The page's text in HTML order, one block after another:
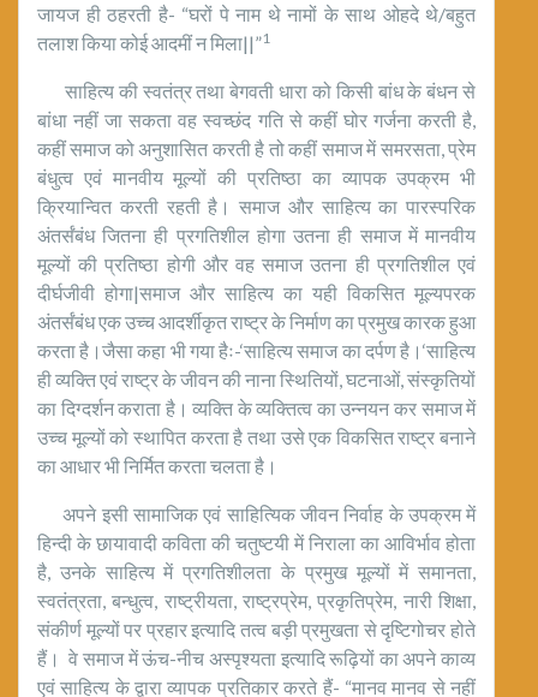
जायज ही ठहरती है- “घरों पे नाम थे नामों के साथ ओहदे थे/बहुत
तलाश किया कोई आदमीं न मिला||”1
साहित्य की स्वतंत्र तथा बेगवती धारा को किसी बांध के बंधन से
बांधा नहीं जा सकता वह स्वच्छंद गति से कहीं घोर गर्जना करती है,
कहीं समाज को अनुशासित करती है तो कहीं समाज में समरसता, प्रेम
बंधुत्व एवं मानवीय मूल्यों की प्रतिष्ठा का व्यापक उपक्रम भी
क्रियान्वित करती रहती है। समाज और साहित्य का पारस्परिक
अंतर्संबंध जितना ही प्रगतिशील होगा उतना ही समाज में मानवीय
मूल्यों की प्रतिष्ठा होगी और वह समाज उतना ही प्रगतिशील एवं
दीर्घजीवी होगा|समाज और साहित्य का यही विकसित मूल्यपरक
अंतर्संबंध एक उच्च आदर्शीकृत राष्ट्र के निर्माण का प्रमुख कारक हुआ
करता है।जैसा कहा भी गया हैः-‘साहित्य समाज का दर्पण है।‘साहित्य
ही व्यक्ति एवं राष्ट्र के जीवन की नाना स्थितियों, घटनाओं, संस्कृतियों
का दिग्दर्शन कराता है। व्यक्ति के व्यक्तित्व का उन्नयन कर समाज में
उच्च मूल्यों को स्थापित करता है तथा उसे एक विकसित राष्ट्र बनाने
का आधार भी निर्मित करता चलता है।
अपने इसी सामाजिक एवं साहित्यिक जीवन निर्वाह के उपक्रम में
हिन्दी के छायावादी कविता की चतुष्टयी में निराला का आविर्भाव होता
है, उनके साहित्य में प्रगतिशीलता के प्रमुख मूल्यों में समानता,
स्वतंत्रता, बन्धुत्व, राष्ट्रीयता, राष्ट्रप्रेम, प्रकृतिप्रेम, नारी शिक्षा,
संकीर्ण मूल्यों पर प्रहार इत्यादि तत्व बड़ी प्रमुखता से दृष्टिगोचर होते
हैं। वे समाज में ऊंच-नीच अस्पृश्यता इत्यादि रूढ़ियों का अपने काव्य
एवं साहित्य के द्वारा व्यापक प्रतिकार करते हैं- “मानव मानव से नहीं